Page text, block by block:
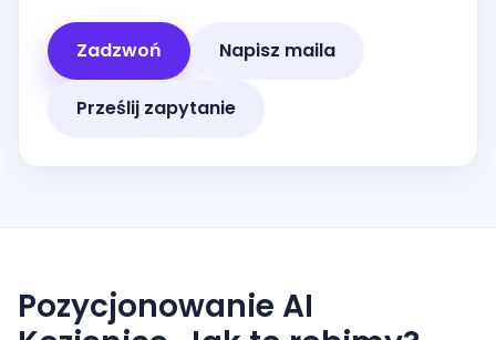
Zadzwoń Napisz maila
Prześlij zapytanie
Pozycjonowanie AI